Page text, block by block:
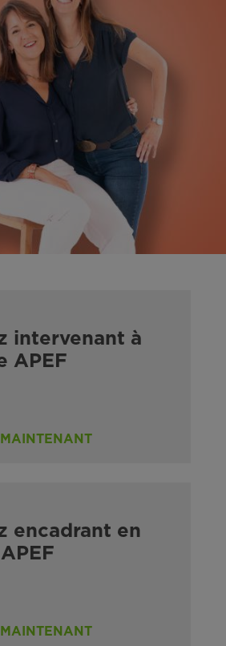
intervenant à
APEF
MAINTENANT
encadrant en
MAINTENANT